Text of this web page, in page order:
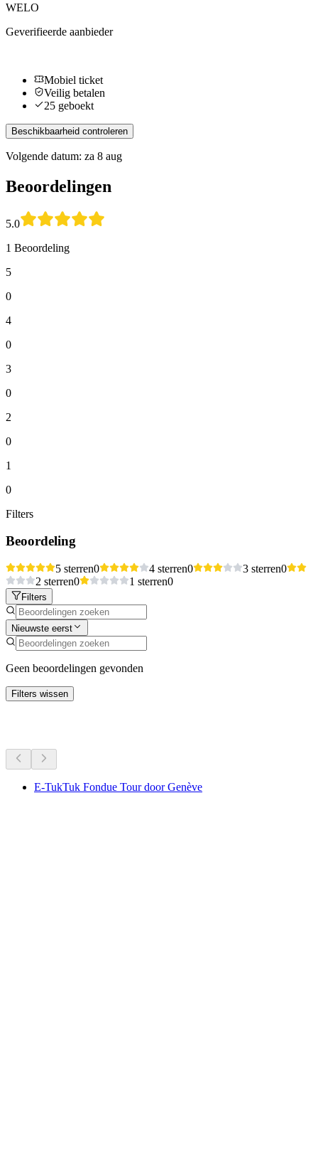
WELO
Geverifieerde aanbieder
Mobiel ticket
Veilig betalen
25 geboekt
Beschikbaarheid controleren
Volgende datum: za 8 aug
Beoordelingen
5.0
1 Beoordeling
5
0
4
0
3
0
2
0
1
0
Filters
Beoordeling
5 sterren0 4 sterren0 3 sterren0
2 sterren0 1 sterren0
Filters
Nieuwste eerst
Geen beoordelingen gevonden
Filters wissen
E-TukTuk Fondue Tour door Genève